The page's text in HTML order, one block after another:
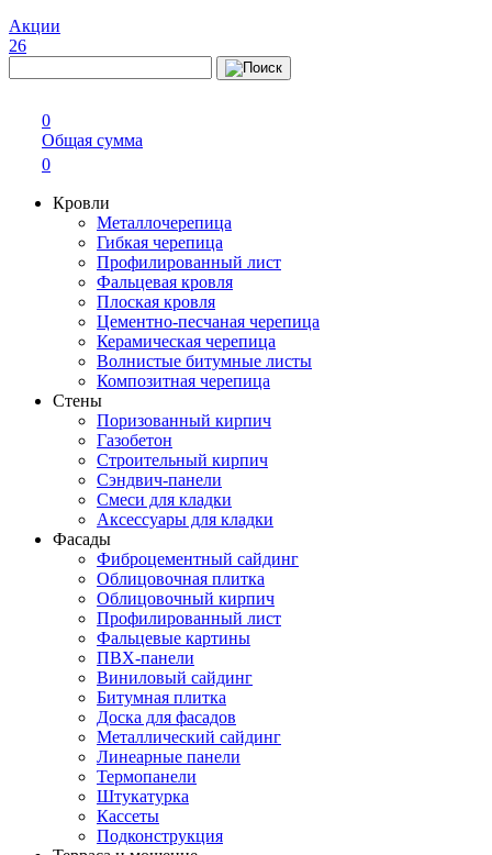
Акции
26
0
Общая сумма
0
Кровли
Металлочерепица
Гибкая черепица
Профилированный лист
Фальцевая кровля
Плоская кровля
Цементно-песчаная черепица
Керамическая черепица
Волнистые битумные листы
Композитная черепица
Стены
Поризованный кирпич
Газобетон
Строительный кирпич
Сэндвич-панели
Смеси для кладки
Аксессуары для кладки
Фасады
Фиброцементный сайдинг
Облицовочная плитка
Облицовочный кирпич
Профилированный лист
Фальцевые картины
ПВХ-панели
Виниловый сайдинг
Битумная плитка
Доска для фасадов
Металлический сайдинг
Линеарные панели
Термопанели
Штукатурка
Кассеты
Подконструкция